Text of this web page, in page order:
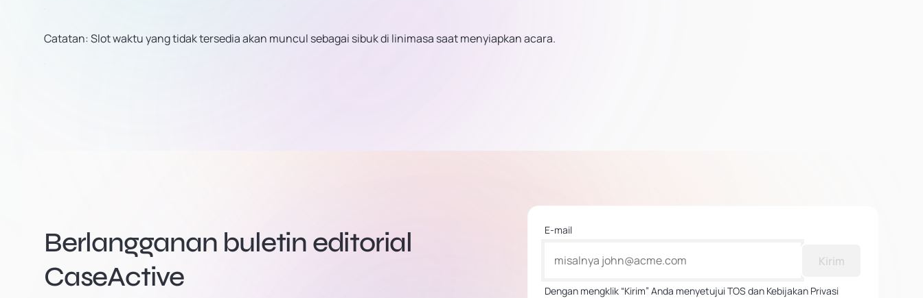
Catatan: Slot waktu yang tidak tersedia akan muncul sebagai sibuk di linimasa saat menyiapkan acara.
Berlangganan buletin editorial
CaseActive
E-mail
Kirim
Dengan mengklik “Kirim” Anda menyetujui TOS dan Kebijakan Privasi